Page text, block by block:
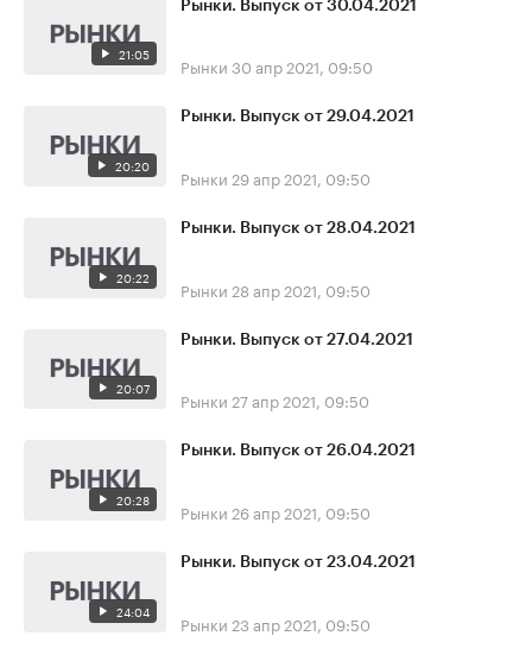
21:05
Рынки. Выпуск от 30.04.2021
Рынки 30 апр 2021, 09:50
20:20
Рынки. Выпуск от 29.04.2021
Рынки 29 апр 2021, 09:50
20:22
Рынки. Выпуск от 28.04.2021
Рынки 28 апр 2021, 09:50
20:07
Рынки. Выпуск от 27.04.2021
Рынки 27 апр 2021, 09:50
20:28
Рынки. Выпуск от 26.04.2021
Рынки 26 апр 2021, 09:50
24:04
Рынки. Выпуск от 23.04.2021
Рынки 23 апр 2021, 09:50